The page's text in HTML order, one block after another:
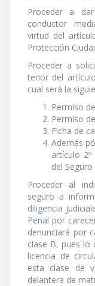
Proceder a
conductor
virtud del
Protección
Proceder a
tenor del
cual será la
Permiso
Permiso
Ficha de
Además
artí­culo
del
Proceder al
seguro a
diligencia
Penal por
denunciará por
clase B, pues lo
licencia de
esta clase de
delantera de